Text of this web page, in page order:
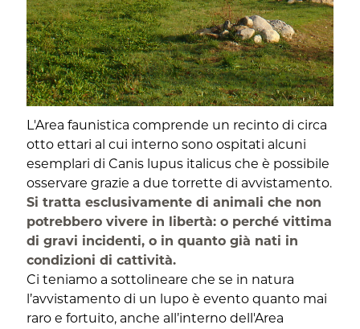
L'Area faunistica comprende un recinto di circa
otto ettari al cui interno sono ospitati alcuni
esemplari di Canis lupus italicus che è possibile
osservare grazie a due torrette di avvistamento.
Si tratta esclusivamente di animali che non
potrebbero vivere in libertà: o perché vittima
di gravi incidenti, o in quanto già nati in
condizioni di cattività.
Ci teniamo a sottolineare che se in natura
l’avvistamento di un lupo è evento quanto mai
raro e fortuito, anche all’interno dell'Area